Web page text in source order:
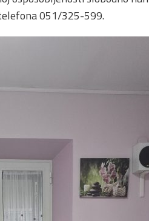
051/325-599.